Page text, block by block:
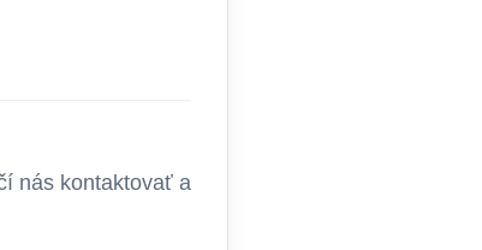
nás kontaktovať a